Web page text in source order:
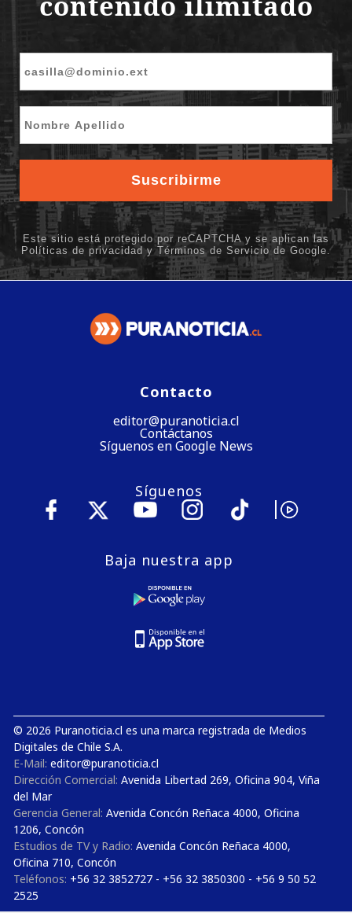
Contacto
editor@puranoticia.cl
Contáctanos
Síguenos en Google News
Síguenos
Baja nuestra app
© 2026 Puranoticia.cl es una marca registrada de Medios
Digitales de Chile S.A.
E-Mail: editor@puranoticia.cl
Dirección Comercial: Avenida Libertad 269, Oficina 904, Viña
del Mar
Gerencia General: Avenida Concón Reñaca 4000, Oficina
1206, Concón
Estudios de TV y Radio: Avenida Concón Reñaca 4000,
Oficina 710, Concón
Teléfonos: +56 32 3852727 - +56 32 3850300 - +56 9 50 52
2525